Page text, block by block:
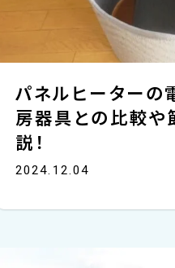
パネルヒーターの
房器具との比較や
説！
2024.12.04